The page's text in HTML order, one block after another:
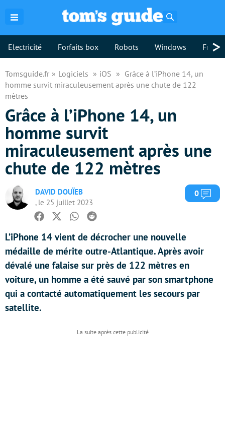
Electricité Forfaits box Robots Windows >
Tomsguide.fr Logiciels iOS
Grâce à l’iPhone 14, un
homme survit miraculeusement après une chute de 122
mètres
Grâce à l’iPhone 14, un
homme survit
miraculeusement après une
chute de 122 mètres
DAVID DOUÏEB
, le 25 juillet 2023
0
Facebook
TwitterWhatsapp
Reddit
L’iPhone 14 vient de décrocher une nouvelle
médaille de mérite outre-Atlantique. Après avoir
dévalé une falaise sur près de 122 mètres en
voiture, un homme a été sauvé par son smartphone
qui a contacté automatiquement les secours par
satellite.